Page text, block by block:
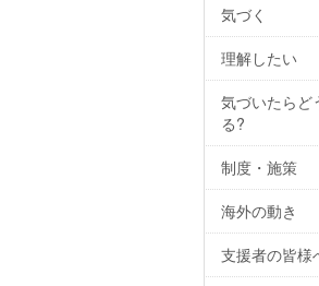
気づく
理解したい
気づいたらど
る?
制度・施策
海外の動き
支援者の皆様